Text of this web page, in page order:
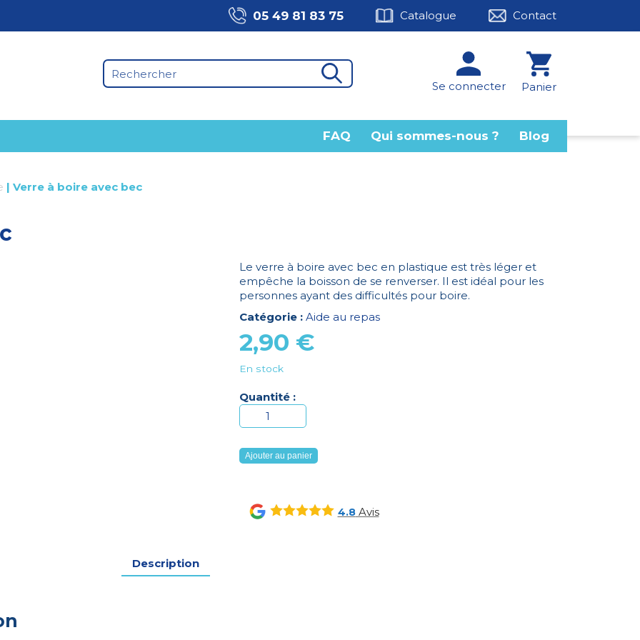
05 49 81 83 75 Catalogue Contact
Se connecter Panier
FAQ Qui sommes-nous ? Blog
| Verre à boire avec bec
Le verre à boire avec bec en plastique est très léger et
empêche la boisson de se renverser. Il est idéal pour les
personnes ayant des difficultés pour boire.
Catégorie : Aide au repas
2,90 €
En stock
Quantité :
quantité
de
Verre
à
avec
bec
Ajouter au panier
4.8Avis
Description